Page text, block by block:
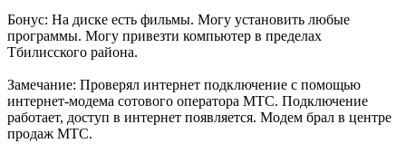
Бонус: На диске есть фильмы. Могу установить любые
программы. Могу привезти компьютер в пределах
Тбилисского района.
Замечание: Проверял интернет подключение с помощью
интернет-модема сотового оператора МТС. Подключение
работает, доступ в интернет появляется. Модем брал в центре
продаж МТС.